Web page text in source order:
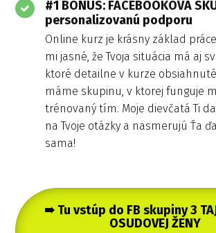
#1 BONUS: FACEBOOKOVÁ
personalizovanú podporu
Online kurz je krásny základ
mi jasné, že Tvoja situácia má aj
ktoré detailne v kurze
máme skupinu, v ktorej funguje
trénovaný tím. Moje dievčatá Ti
na Tvoje otázky a nasmerujú Ťa
sama!
➠ Tu vstúp do FB skupiny 3
OSUDOVEJ ŽENY